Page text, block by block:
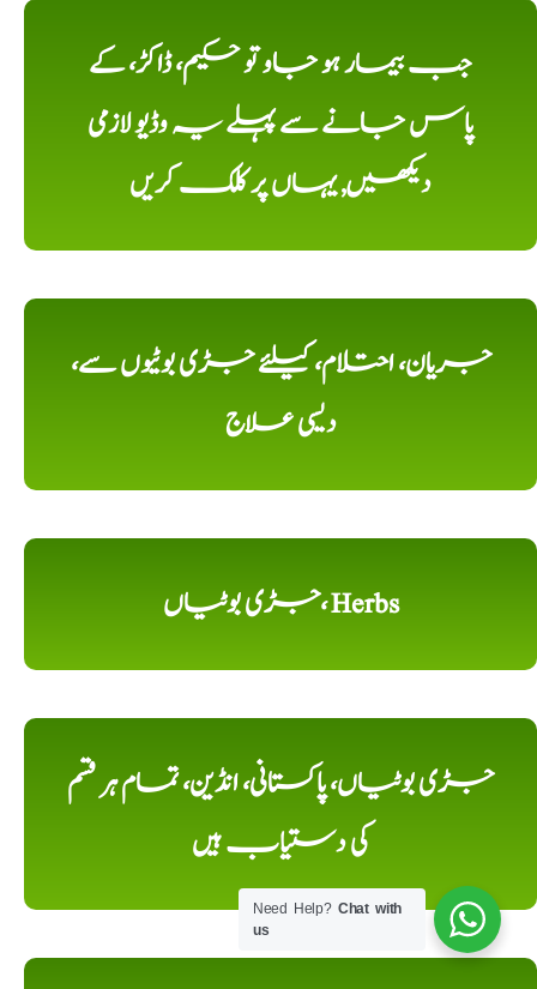
جب بیمار ہو جاو تو حکیم، ڈاکڑ، کے
پاس جانے سے پہلے یہ وڈیو لازمی
دیکھیں, یہاں پر کلک کریں
جریان، احتلام، کیلئے جڑی بوٹیوں سے،
دیسی علاج
جڑی بوٹیاں، Herbs
جڑی بوٹیاں، پاکستانی، انڈین، تمام ہر قسم
کی دستیاب ہیں
Need Help?Chat with
us